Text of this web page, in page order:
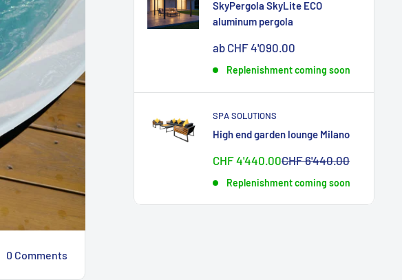
0 Comments
SkyPergola SkyLite ECO
aluminum pergola
Sonderpreis
ab CHF 4'090.00
Replenishment coming soon
SPA SOLUTIONS
High end garden lounge Milano
Sonderpreis
CHF 4'440.00Normalpreis
CHF 6'440.00
Replenishment coming soon